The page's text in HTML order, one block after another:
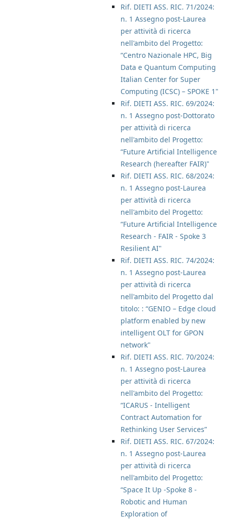
Rif. DIETI ASS. RIC. 71/2024:
n. 1 Assegno post-Laurea
per attività di ricerca
nell'ambito del Progetto:
“Centro Nazionale HPC, Big
Data e Quantum Computing
Italian Center for Super
Computing (ICSC) – SPOKE 1"
Rif. DIETI ASS. RIC. 69/2024:
n. 1 Assegno post-Dottorato
per attività di ricerca
nell'ambito del Progetto:
“Future Artificial Intelligence
Research (hereafter FAIR)"
Rif. DIETI ASS. RIC. 68/2024:
n. 1 Assegno post-Laurea
per attività di ricerca
nell'ambito del Progetto:
“Future Artificial Intelligence
Research - FAIR - Spoke 3
Resilient AI"
Rif. DIETI ASS. RIC. 74/2024:
n. 1 Assegno post-Laurea
per attività di ricerca
nell'ambito del Progetto dal
titolo: : “GENIO – Edge cloud
platform enabled by new
intelligent OLT for GPON
network"
Rif. DIETI ASS. RIC. 70/2024:
n. 1 Assegno post-Laurea
per attività di ricerca
nell'ambito del Progetto:
“ICARUS - Intelligent
Contract Automation for
Rethinking User Services”
Rif. DIETI ASS. RIC. 67/2024:
n. 1 Assegno post-Laurea
per attività di ricerca
nell'ambito del Progetto:
“Space It Up -Spoke 8 -
Robotic and Human
Exploration of